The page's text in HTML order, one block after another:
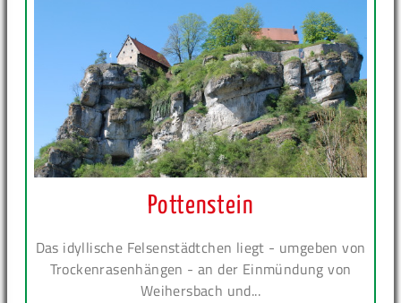
Pottenstein
Das idyllische Felsenstädtchen liegt - umgeben von
Trockenrasenhängen - an der Einmündung von
Weihersbach und...